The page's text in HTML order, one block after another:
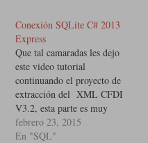
Conexión SQLite C# 2013
Express
Que tal camaradas les dejo
este video tutorial
continuando el proyecto de
extracción del XML CFDI
V3.2, esta parte es muy
necesaria, ya que
guardaremos los datos del
febrero 23, 2015
En "SQL"